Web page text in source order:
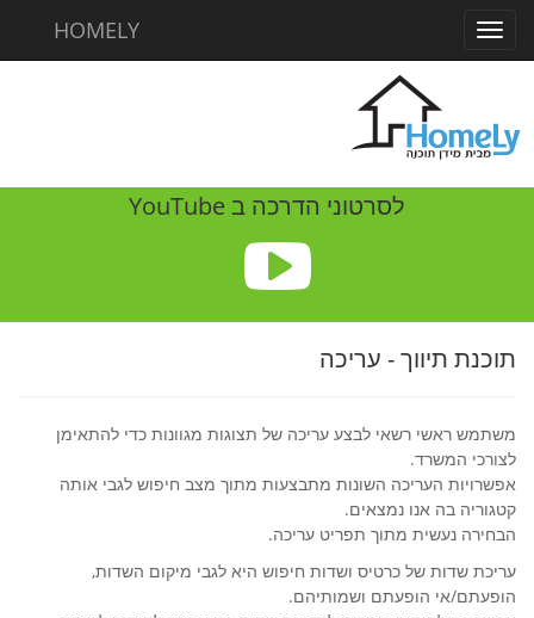
HOMELY
לסרטוני הדרכה ב YouTube
תוכנת תיווך - עריכה
משתמש ראשי רשאי לבצע עריכה של תצוגות מגוונות כדי להתאימן
לצורכי המשרד.
אפשרויות העריכה השונות מתבצעות מתוך מצב חיפוש לגבי אותה
קטגוריה בה אנו נמצאים.
הבחירה נעשית מתוך תפריט עריכה.
עריכת שדות של כרטיס ושדות חיפוש היא לגבי מיקום השדות,
הופעתם/אי הופעתם ושמותיהם.